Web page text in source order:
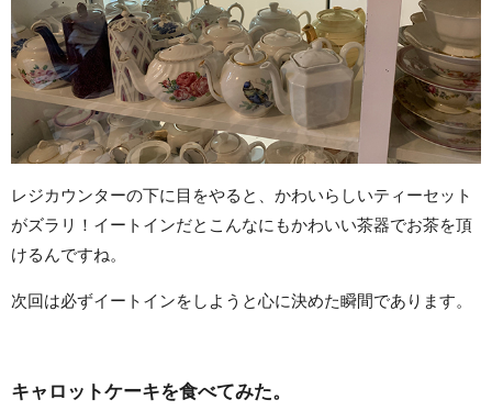
レジカウンターの下に目をやると、かわいらしいティーセット
がズラリ！イートインだとこんなにもかわいい茶器でお茶を頂
けるんですね。
次回は必ずイートインをしようと心に決めた瞬間であります。
キャロットケーキを食べてみた。